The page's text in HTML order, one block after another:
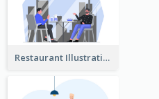
Restaurant Illustration